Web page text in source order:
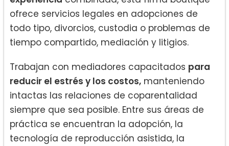
ofrece servicios legales en adopciones de
todo tipo, divorcios, custodia o problemas de
tiempo compartido, mediación y litigios.
Trabajan con mediadores capacitados para
reducir el estrés y los costos, manteniendo
intactas las relaciones de coparentalidad
siempre que sea posible. Entre sus áreas de
práctica se encuentran la adopción, la
tecnología de reproducción asistida, la